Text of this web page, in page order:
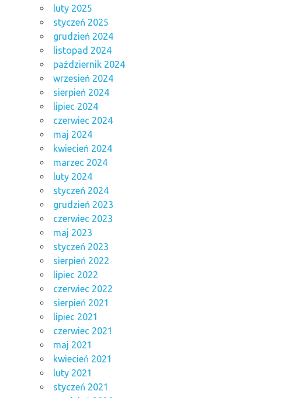
luty 2025
styczeń 2025
grudzień 2024
listopad 2024
październik 2024
wrzesień 2024
sierpień 2024
lipiec 2024
czerwiec 2024
maj 2024
kwiecień 2024
marzec 2024
luty 2024
styczeń 2024
grudzień 2023
czerwiec 2023
maj 2023
styczeń 2023
sierpień 2022
lipiec 2022
czerwiec 2022
sierpień 2021
lipiec 2021
czerwiec 2021
maj 2021
kwiecień 2021
luty 2021
styczeń 2021